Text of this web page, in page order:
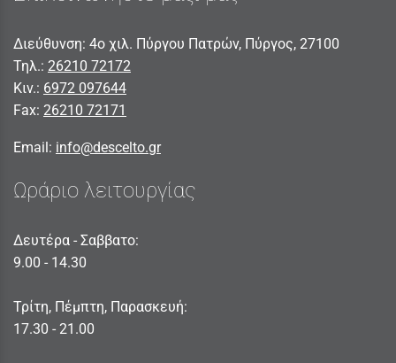
Διεύθυνση: 4ο χιλ. Πύργου Πατρών, Πύργος, 27100
Τηλ.: 26210 72172
Κιν.: 6972 097644
Fax: 26210 72171
Email: info@descelto.gr
Ωράριο λειτουργίας
Δευτέρα - Σαββατο:
9.00 - 14.30
Τρίτη, Πέμπτη, Παρασκευή:
17.30 - 21.00